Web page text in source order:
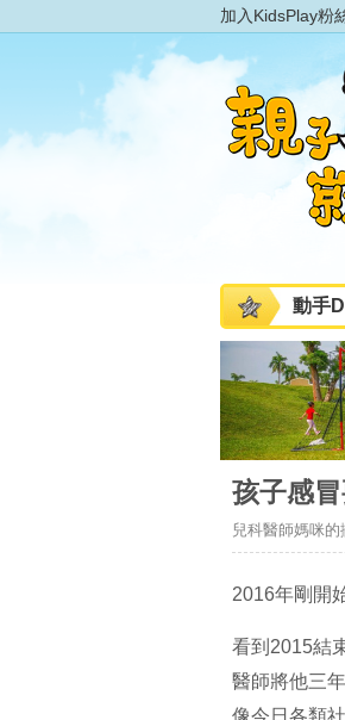
加入KidsPlay粉
動手
孩子感
兒科醫師媽咪
2016年剛開
看到2015結
醫師將他三
像今日各類